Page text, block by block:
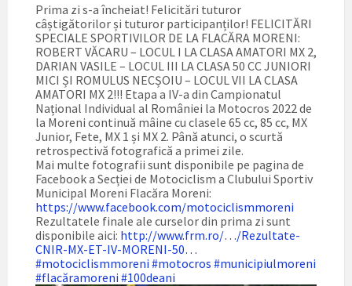
Prima zi s-a încheiat! Felicitări tuturor
câștigătorilor și tuturor participanților! FELICITĂRI
SPECIALE SPORTIVILOR DE LA FLACĂRA MORENI:
ROBERT VĂCARU – LOCUL I LA CLASA AMATORI MX 2,
DARIAN VASILE – LOCUL III LA CLASA 50 CC JUNIORI
MICI ȘI ROMULUS NECȘOIU – LOCUL VII LA CLASA
AMATORI MX 2!!! Etapa a IV-a din Campionatul
Național Individual al României la Motocros 2022 de
la Moreni continuă mâine cu clasele 65 cc, 85 cc, MX
Junior, Fete, MX 1 și MX 2. Până atunci, o scurtă
retrospectivă fotografică a primei zile.
Mai multe fotografii sunt disponibile pe pagina de
Facebook a Secției de Motociclism a Clubului Sportiv
Municipal Moreni Flacăra Moreni:
https://www.facebook.com/motociclismmoreni
Rezultatele finale ale curselor din prima zi sunt
disponibile aici: http://www.frm.ro/…/Rezultate-
CNIR-MX-ET-IV-MORENI-50…
#motociclismmoreni #motocros #municipiulmoreni
#flacăramoreni #100deani